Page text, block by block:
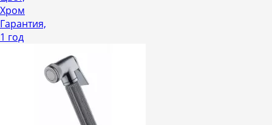
Хром
Гарантия,
1 год